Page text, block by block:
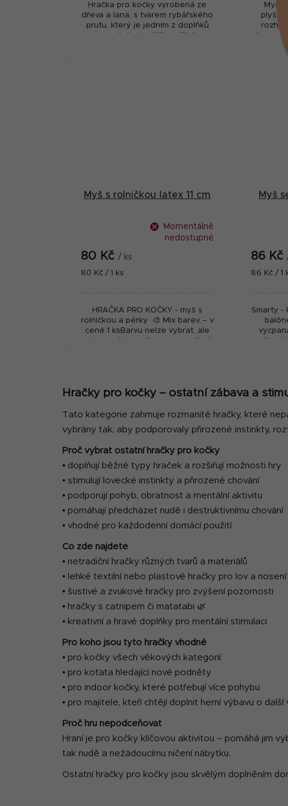
Hračka pro kočky vyrobená ze
dřeva a lana, s tvarem rybářského
prutu, který je jedním z doplňků
pro vašeho kočičího přítele.
Myš
plyš.
stane
Myš s rolničkou latex 11 cm
Momentálně
nedostupné
80 Kč / ks
Měrná
80 Kč / 1 ks
HRAČKA PRO KOČKY - myš s
rolničkou a pérky 🎨 Mix barev – v
ceně 1 ksBarvu nelze vybrat, ale
pokud máte preferenci, uveďte ji
Myš
86 Kč
Měrná
86 Kč / 1
Smarty -
velikost
Hračky pro kočky – ostatní zábava a
Tato kategorie zahrnuje rozmanité hračky, které
vybrány tak, aby podporovaly přirozené instinkty,
Proč vybrat ostatní hračky pro kočky
• doplňují běžné typy hraček a rozšiřují možnosti hry
• stimulují lovecké instinkty a přirozené chování
• podporují pohyb, obratnost a mentální aktivitu
• pomáhají předcházet nudě i destruktivnímu chování
• vhodné pro každodenní domácí použití
Co zde najdete
• netradiční hračky různých tvarů a materiálů
• lehké textilní nebo plastové hračky pro lov a nosení
• šustivé a zvukové hračky pro zvýšení pozornosti
• hračky s catnipem či matatabi 🌿
• kreativní a hravé doplňky pro mentální stimulaci
Pro koho jsou tyto hračky vhodné
• pro kočky všech věkových kategorií
• pro koťata hledající nové podněty
• pro indoor kočky, které potřebují více pohybu
• pro majitele, kteří chtějí doplnit herní výbavu o další
Proč hru nepodceňovat
Hraní je pro kočky klíčovou aktivitou – pomáhá jim
tak nudě a nežádoucímu ničení nábytku.
Ostatní hračky pro kočky jsou skvělým doplněním